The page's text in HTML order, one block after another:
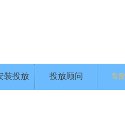
装投放 投放顾问 售